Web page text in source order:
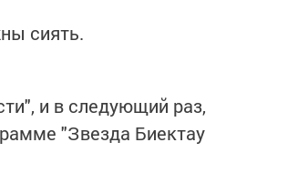
сиять.
и в следующий раз,
"Звезда Биектау